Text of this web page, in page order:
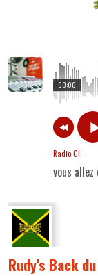
00:00
Radio G!
vous
Rudy's Back